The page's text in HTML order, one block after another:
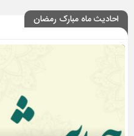
احادیث ماه مبارک رمضان